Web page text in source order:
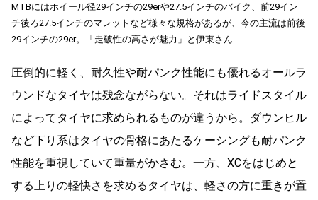
MTBにはホイール径29インチの29erや27.5インチのバイク、前29イン
チ後ろ27.5インチのマレットなど様々な規格があるが、今の主流は前後
29インチの29er。「走破性の高さが魅力」と伊東さん
圧倒的に軽く、耐久性や耐パンク性能にも優れるオールラ
ウンドなタイヤは残念ながらない。それはライドスタイル
によってタイヤに求められるものが違うから。ダウンヒル
など下り系はタイヤの骨格にあたるケーシングも耐パンク
性能を重視していて重量がかさむ。一方、XCをはじめと
する上りの軽快さを求めるタイヤは、軽さの方に重きが置